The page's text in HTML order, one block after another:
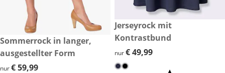
€ 59,99
Sommerrock in langer,
ausgestellter Form
€ 59,99
nur€ 59,99
€ 49,99
Jerseyrock mit
Kontrastbund
€ 49,99
nur€ 49,99